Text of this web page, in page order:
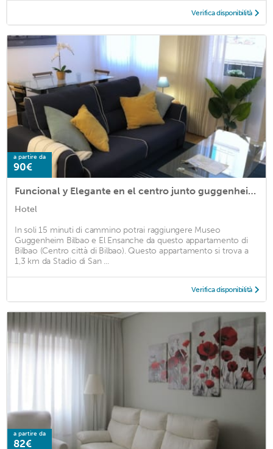
Verifica disponibilità
a partire da
90€
Funcional y Elegante en el centro junto guggenheim by Urban Hosts
Hotel
In soli 15 minuti di cammino potrai raggiungere Museo
Guggenheim Bilbao e El Ensanche da questo appartamento di
Bilbao (Centro città di Bilbao). Questo appartamento si trova a
1,3 km da Stadio di San ...
Verifica disponibilità
a partire da
82€